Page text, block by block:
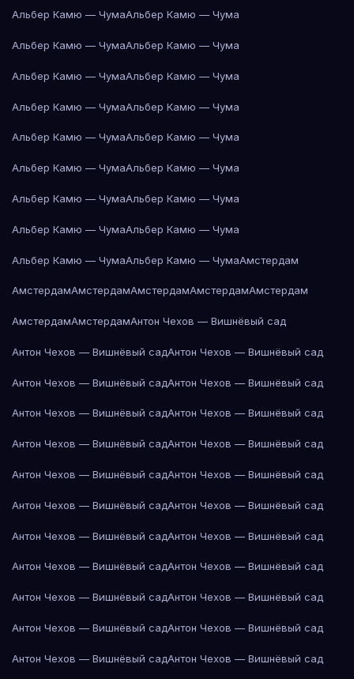
Альбер Камю — ЧумаАльбер Камю — Чума
Альбер Камю — ЧумаАльбер Камю — Чума
Альбер Камю — ЧумаАльбер Камю — Чума
Альбер Камю — ЧумаАльбер Камю — Чума
Альбер Камю — ЧумаАльбер Камю — Чума
Альбер Камю — ЧумаАльбер Камю — Чума
Альбер Камю — ЧумаАльбер Камю — Чума
Альбер Камю — ЧумаАльбер Камю — Чума
Альбер Камю — ЧумаАльбер Камю — ЧумаАмстердам
АмстердамАмстердамАмстердамАмстердамАмстердам
АмстердамАмстердамАнтон Чехов — Вишнёвый сад
Антон Чехов — Вишнёвый садАнтон Чехов — Вишнёвый сад
Антон Чехов — Вишнёвый садАнтон Чехов — Вишнёвый сад
Антон Чехов — Вишнёвый садАнтон Чехов — Вишнёвый сад
Антон Чехов — Вишнёвый садАнтон Чехов — Вишнёвый сад
Антон Чехов — Вишнёвый садАнтон Чехов — Вишнёвый сад
Антон Чехов — Вишнёвый садАнтон Чехов — Вишнёвый сад
Антон Чехов — Вишнёвый садАнтон Чехов — Вишнёвый сад
Антон Чехов — Вишнёвый садАнтон Чехов — Вишнёвый сад
Антон Чехов — Вишнёвый садАнтон Чехов — Вишнёвый сад
Антон Чехов — Вишнёвый садАнтон Чехов — Вишнёвый сад
Антон Чехов — Вишнёвый садАнтон Чехов — Вишнёвый сад